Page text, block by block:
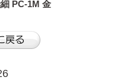
PC-1M 金